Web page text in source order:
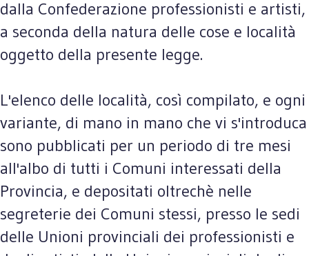
dalla Confederazione professionisti e artisti,
a seconda della natura delle cose e località
oggetto della presente legge.
L'elenco delle località, così compilato, e ogni
variante, di mano in mano che vi s'introduca
sono pubblicati per un periodo di tre mesi
all'albo di tutti i Comuni interessati della
Provincia, e depositati oltrechè nelle
segreterie dei Comuni stessi, presso le sedi
delle Unioni provinciali dei professionisti e